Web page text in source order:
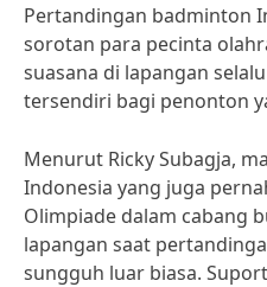
Pertandingan badminton
sorotan para pecinta
suasana di lapangan
tersendiri bagi penonton
Menurut Ricky Subagja,
Indonesia yang juga
Olimpiade dalam cabang
lapangan saat
sungguh luar biasa.